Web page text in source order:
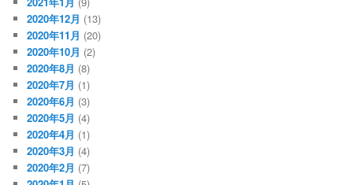
2020年12月 (13)
2020年11月 (20)
2020年10月 (2)
2020年8月 (8)
2020年7月 (1)
2020年6月 (3)
2020年5月 (4)
2020年4月 (1)
2020年3月 (4)
2020年2月 (7)